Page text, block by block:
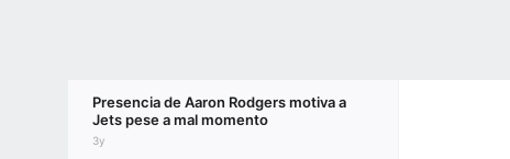
Presencia de Aaron Rodgers motiva a
Jets pese a mal momento
3y